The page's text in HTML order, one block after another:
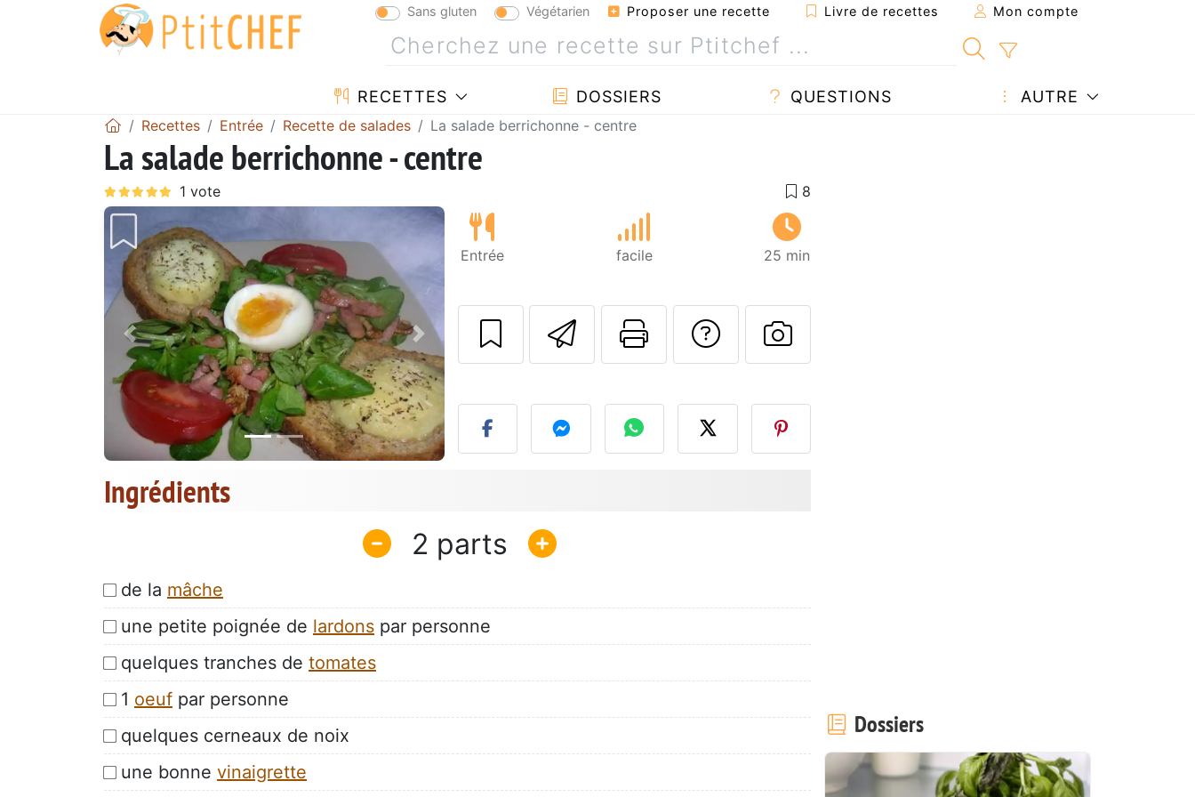
Sans gluten Végétarien Proposer une recette Livre de recettes Mon compte
RECETTES DOSSIERS QUESTIONS AUTRE
Recettes Entrée Recette de salades La salade berrichonne - centre
La salade berrichonne - centre
Précédent Suivant
Entrée facile 25 min
Envoyer cette recette à un ami
Imprimer cette page
Poser une question à l'auteur
Publier votre photo de cette
Ingrédients
2
de la mâche
une petite poignée de lardons par personne
quelques tranches de tomates
1 oeuf par personne
quelques cerneaux de noix
une bonne vinaigrette
Dossiers